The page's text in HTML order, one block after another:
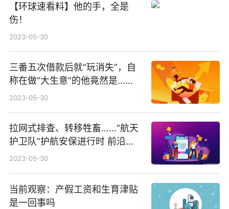
【环球速看料】他的手，全是
伤！
2023-05-30
三番五次借款后就“玩消失”，自
称在做“大生意”的他竟然是……
2023-05-30
拉网式排查、转移牲畜……“航天
护卫队”护航安保进行时 前沿资
讯
2023-05-30
当前观察：产假工资和生育津贴
是一回事吗